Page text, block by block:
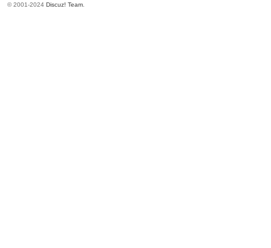
© 2001-2024 Discuz! Team